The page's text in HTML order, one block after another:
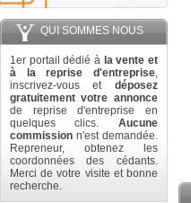
QUI SOMMES NOUS
1er portail dédié à la vente et
à la reprise d'entreprise,
inscrivez-vous et déposez
gratuitement votre annonce
de reprise d'entreprise en
quelques clics. Aucune
commission n'est demandée.
Repreneur, obtenez les
coordonnées des cédants.
Merci de votre visite et bonne
recherche.